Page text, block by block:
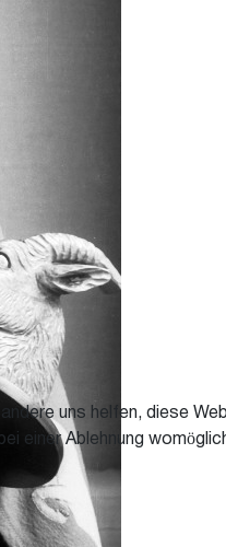
uns helfen, diese
einer Ablehnung